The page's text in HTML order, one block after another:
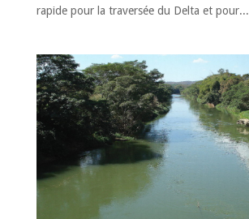
rapide pour la traversée du Delta et pour...